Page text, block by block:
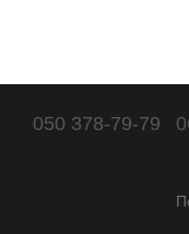
050 378-79-79